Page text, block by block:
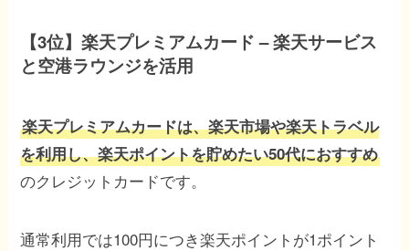
【3位】楽天プレミアムカード – 楽天サービス
と空港ラウンジを活用
楽天プレミアムカードは、楽天市場や楽天トラベル
を利用し、楽天ポイントを貯めたい50代におすすめ
のクレジットカードです。
通常利用では100円につき楽天ポイントが1ポイント